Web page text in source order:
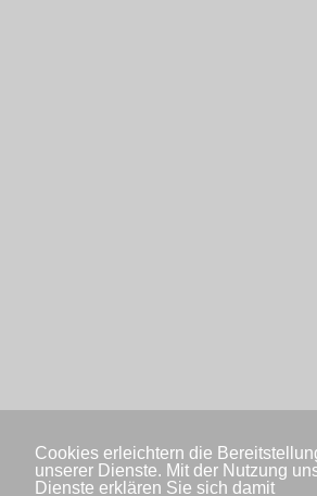
Cookies erleichtern die
unserer Dienste. Mit der Nutzung
Dienste erklären Sie sich damit